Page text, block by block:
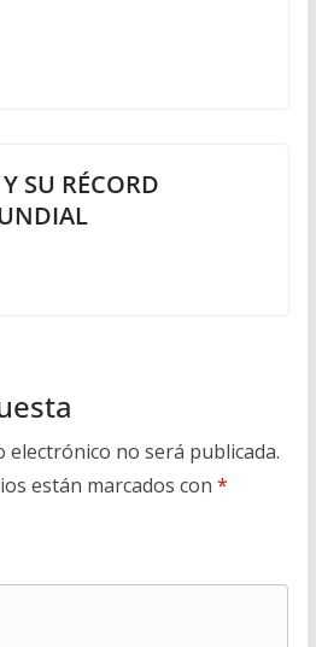
SU RÉCORD
electrónico no será publicada.
están marcados con *